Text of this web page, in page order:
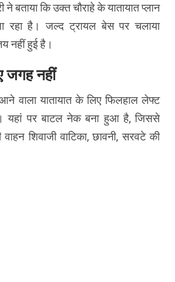
ने बताया कि उक्त चौराहे के यातायात प्लान
रहा है। जल्द ट्रायल बेस पर चलाया
नहीं हुई है।
जगह नहीं
वाला यातायात के लिए फिलहाल लेफ्ट
यहां पर बाटल नेक बना हुआ है, जिससे
शिवाजी वाटिका, छावनी, सरवटे की